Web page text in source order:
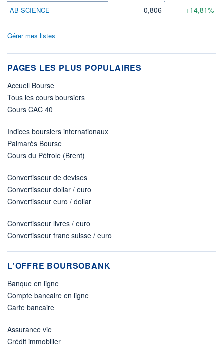
AB SCIENCE 0,806 +14,81%
Gérer mes listes
PAGES LES PLUS POPULAIRES
Accueil Bourse
Tous les cours boursiers
Cours CAC 40
Indices boursiers internationaux
Palmarès Bourse
Cours du Pétrole (Brent)
Convertisseur de devises
Convertisseur dollar / euro
Convertisseur euro / dollar
Convertisseur livres / euro
Convertisseur franc suisse / euro
L'OFFRE BOURSOBANK
Banque en ligne
Compte bancaire en ligne
Carte bancaire
Assurance vie
Crédit immobilier